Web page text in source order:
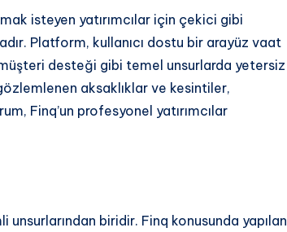
isteyen yatırımcılar için çekici gibi
Platform, kullanıcı dostu bir arayüz vaat
desteği gibi temel unsurlarda yetersiz
aksaklıklar ve kesintiler,
Finq’un profesyonel yatırımcılar
biridir. Finq konusunda yapılan